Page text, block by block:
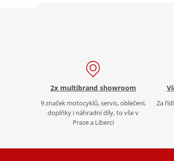
2x multibrand showroom
9 značek motocyklů, servis, oblečení,
doplňky i náhradní díly, to vše v
Praze a Liberci
Za